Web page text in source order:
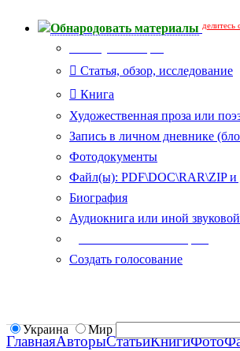
Обнародовать материалы
Статья, обзор, исследование
Книга
Художественная проза или
Запись в личном дневнике
Фотодокументы
Файл(ы): PDF\DOC\RAR\ZIP и
Биография
Аудиокнига или иной
Создать голосование
Украина Мир
ГлавнаяАвторыСтатьиКнигиФото